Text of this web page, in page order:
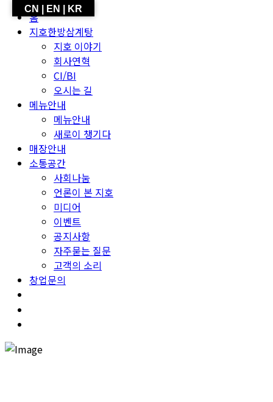
홈
지호한방삼계탕
지호 이야기
회사연혁
CI/BI
오시는 길
메뉴안내
메뉴안내
새로이 챙기다
매장안내
소통공간
사회나눔
언론이 본 지호
미디어
이벤트
공지사항
자주묻는 질문
고객의 소리
창업문의
CN | EN | KR